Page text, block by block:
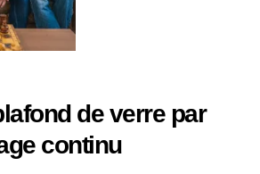
de verre par
continu